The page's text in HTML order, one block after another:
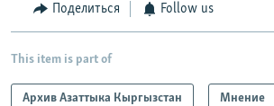
Поделиться Follow us
This item is part of
Архив Азаттыка Кыргызстан Мнение